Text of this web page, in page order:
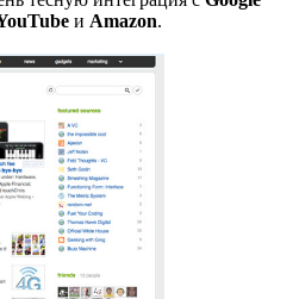
и Amazon.